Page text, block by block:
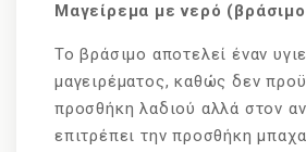
Μαγείρεμα με νερό
Το βράσιμο αποτελεί έναν
μαγειρέματος, καθώς δεν
προσθήκη λαδιού αλλά στον
επιτρέπει την προσθήκη